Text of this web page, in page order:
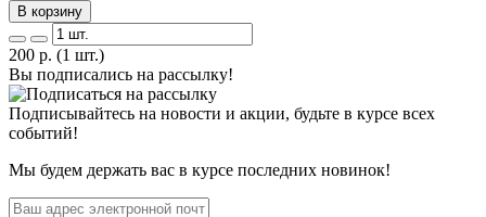
В корзину
200 р. (1 шт.)
Вы подписались на рассылку!
Подписывайтесь на новости и акции, будьте в курсе всех
событий!
Мы будем держать вас в курсе последних новинок!